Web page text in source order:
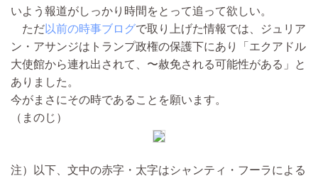
いよう報道がしっかり時間をとって追って欲しい。
ただ以前の時事ブログで取り上げた情報では、ジュリア
ン・アサンジはトランプ政権の保護下にあり「エクアドル
大使館から連れ出されて、〜赦免される可能性がある」と
ありました。
今がまさにその時であることを願います。
（まのじ）
注）以下、文中の赤字・太字はシャンティ・フーラによる